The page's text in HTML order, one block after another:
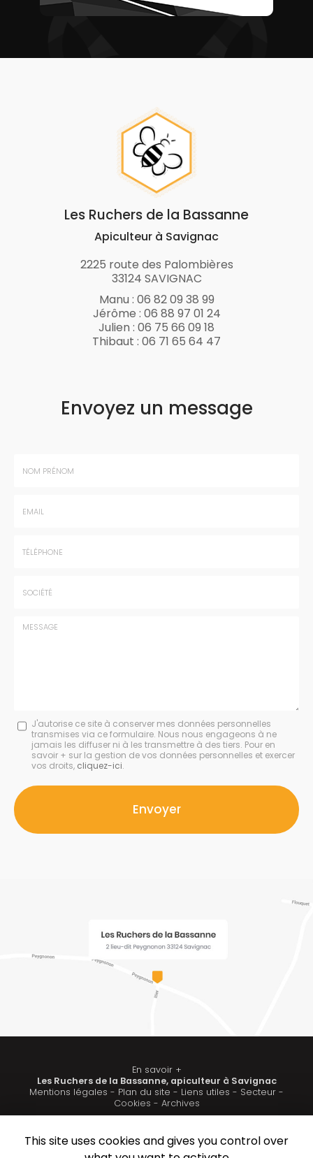
Les Ruchers de la Bassanne
Apiculteur à Savignac
2225 route des Palombières
33124 SAVIGNAC
Manu : 06 82 09 38 99
Jérôme : 06 88 97 01 24
Julien : 06 75 66 09 18
Thibaut : 06 71 65 64 47
Envoyez un message
Message
J'autorise ce site à conserver mes données personnelles
transmises via ce formulaire. Nous nous engageons à ne
jamais les diffuser ni à les transmettre à des tiers. Pour en
savoir + sur la gestion de vos données personnelles et exercer
vos droits, cliquez-ici.
Acceptation
RGPD
*
Envoyer
En savoir +
Les Ruchers de la Bassanne
Fermer
Les Ruchers de la Bassanne, apiculteur à Savignac
Mentions légales - Plan du site - Liens utiles - Secteur -
Cookies - Archives
Création et référencement de site Internet
This site uses cookies and gives you control over